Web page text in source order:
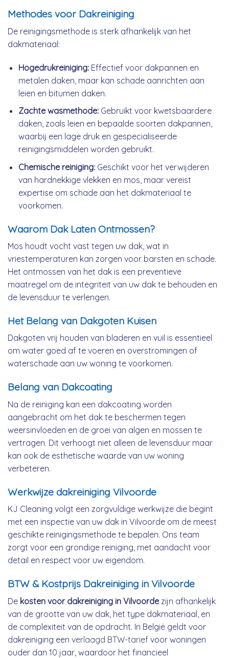
Methodes voor Dakreiniging
De reinigingsmethode is sterk afhankelijk van het
dakmateriaal:
Hogedrukreiniging:Effectief voor dakpannen en
metalen daken, maar kan schade aanrichten aan
leien en bitumen daken.
Zachte wasmethode:Gebruikt voor kwetsbaardere
daken, zoals leien en bepaalde soorten dakpannen,
waarbij een lage druk en gespecialiseerde
reinigingsmiddelen worden gebruikt.
Chemische reiniging:Geschikt voor het verwijderen
van hardnekkige vlekken en mos, maar vereist
expertise om schade aan het dakmateriaal te
voorkomen.
Waarom Dak Laten Ontmossen?
Mos houdt vocht vast tegen uw dak, wat in
vriestemperaturen kan zorgen voor barsten en schade.
Het ontmossen van het dak is een preventieve
maatregel om de integriteit van uw dak te behouden en
de levensduur te verlengen.
Het Belang van Dakgoten Kuisen
Dakgoten vrij houden van bladeren en vuil is essentieel
om water goed af te voeren en overstromingen of
waterschade aan uw woning te voorkomen.
Belang van Dakcoating
Na de reiniging kan een dakcoating worden
aangebracht om het dak te beschermen tegen
weersinvloeden en de groei van algen en mossen te
vertragen. Dit verhoogt niet alleen de levensduur maar
kan ook de esthetische waarde van uw woning
verbeteren.
Werkwijze dakreiniging Vilvoorde
KJ Cleaning volgt een zorgvuldige werkwijze die begint
met een inspectie van uw dak in Vilvoorde om de meest
geschikte reinigingsmethode te bepalen. Ons team
zorgt voor een grondige reiniging, met aandacht voor
detail en respect voor uw eigendom.
BTW & Kostprijs Dakreiniging in Vilvoorde
De kosten voor dakreiniging in Vilvoordezijn afhankelijk
van de grootte van uw dak, het type dakmateriaal, en
de complexiteit van de opdracht. In België geldt voor
dakreiniging een verlaagd BTW-tarief voor woningen
ouder dan 10 jaar, waardoor het financieel